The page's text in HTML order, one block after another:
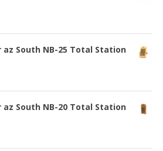
South NB-25 Total Station
South NB-20 Total Station